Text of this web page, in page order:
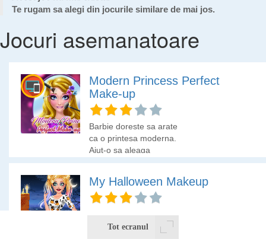
Te rugam sa alegi din jocurile similare de mai jos.
Jocuri asemanatoare
Modern Princess Perfect
Make-up
Barbie doreste sa arate
ca o printesa moderna.
Ajut-o sa aleaga
machiajul si tinuta
My Halloween Makeup
Barbie se pregateste de
Halloween. Esti gata sa o
Tot ecranul